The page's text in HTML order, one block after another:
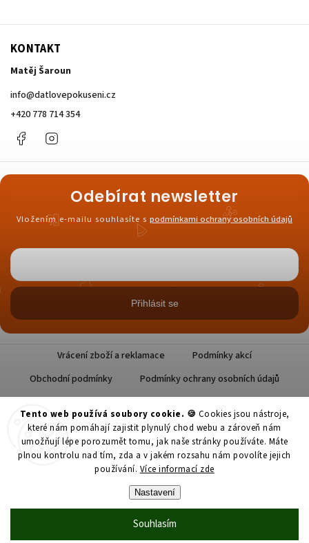
Tento web používá soubory cookie. 🍪 Cookies jsou nástroje,
které nám pomáhají zajistit plynulý chod webu a zároveň nám
umožňují lépe porozumět tomu, jak naše stránky používáte. Máte
plnou kontrolu nad tím, zda a v jakém rozsahu nám povolíte jejich
používání. Více informací zde
Nastavení
Souhlasím
KONTAKT
Matěj Šaroun
info@datlovepokuseni.cz
+420 778 714 354
Facebook
Odebírat newsletter
Vložením e-mailu souhlasíte s podmínkami ochrany osobních údajů
Přihlásit se
Vrácení zboží a reklamace
Podmínky akcí
Obchodní podmínky
Podmínky ochrany osobních údajů
Datlové Pokušení. Všechna práva vyhrazena.
Upravit nastavení cookies